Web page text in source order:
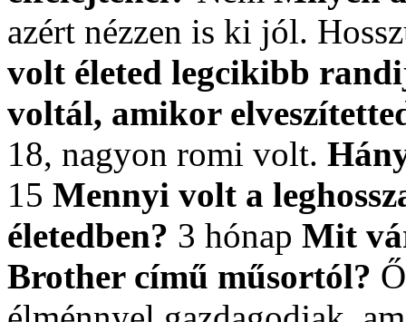
azért nézzen is ki jól.
volt életed legcikibb
voltál, amikor
18, nagyon romi volt.
15 Mennyi volt a
életedben? 3 hónap Mit
Brother című műsortól?